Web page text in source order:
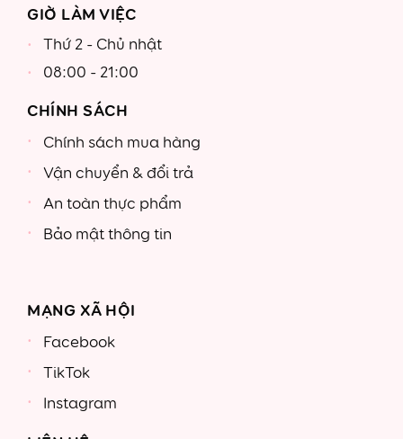
GIỜ LÀM VIỆC
Thứ 2 - Chủ nhật
08:00 - 21:00
CHÍNH SÁCH
Chính sách mua hàng
Vận chuyển & đổi trả
An toàn thực phẩm
Bảo mật thông tin
MẠNG XÃ HỘI
Facebook
TikTok
Instagram